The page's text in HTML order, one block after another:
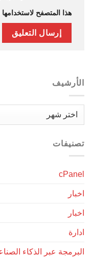
هذا المتصفح
الأرشيف
الأرشيف
تصنيفات
cPanel
اخبار
اخبار
ادارة
البرمجة عبر الذكاء